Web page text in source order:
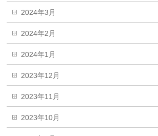
2024年3月
2024年2月
2024年1月
2023年12月
2023年11月
2023年10月